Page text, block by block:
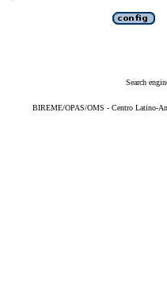
Search
BIREME/OPAS/OMS - Centro Latino-